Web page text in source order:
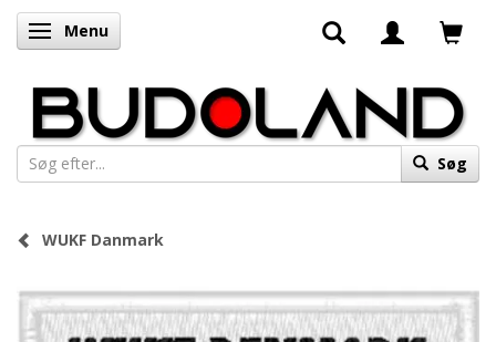
Skifte navigation
Menu
Søg
WUKF Danmark